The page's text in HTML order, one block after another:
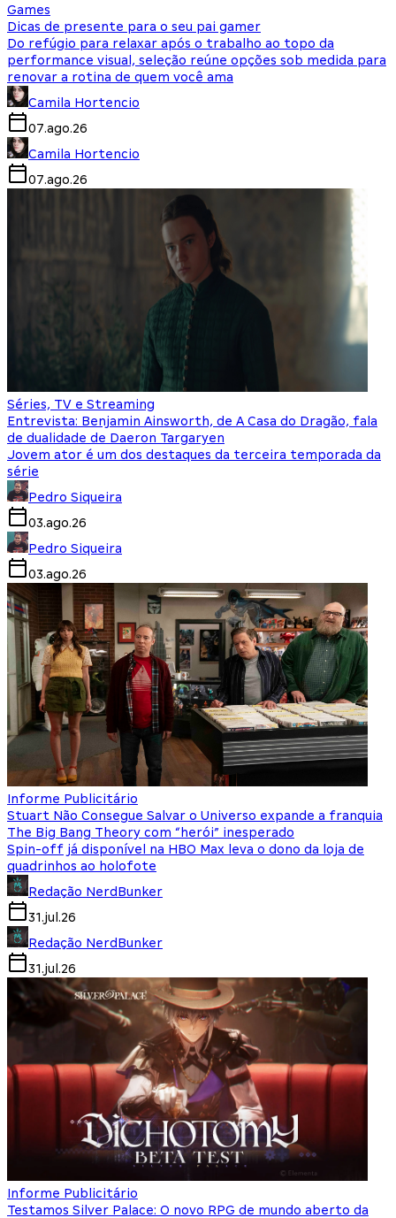
Games
Dicas de presente para o seu pai gamer
Do refúgio para relaxar após o trabalho ao topo da
performance visual, seleção reúne opções sob medida para
renovar a rotina de quem você ama
Camila Hortencio
07.ago.26
Camila Hortencio
07.ago.26
Séries, TV e Streaming
Entrevista: Benjamin Ainsworth, de A Casa do Dragão, fala
de dualidade de Daeron Targaryen
Jovem ator é um dos destaques da terceira temporada da
série
Pedro Siqueira
03.ago.26
Pedro Siqueira
03.ago.26
Informe Publicitário
Stuart Não Consegue Salvar o Universo expande a franquia
The Big Bang Theory com “herói” inesperado
Spin-off já disponível na HBO Max leva o dono da loja de
quadrinhos ao holofote
Redação NerdBunker
31.jul.26
Redação NerdBunker
31.jul.26
Informe Publicitário
Testamos Silver Palace: O novo RPG de mundo aberto da